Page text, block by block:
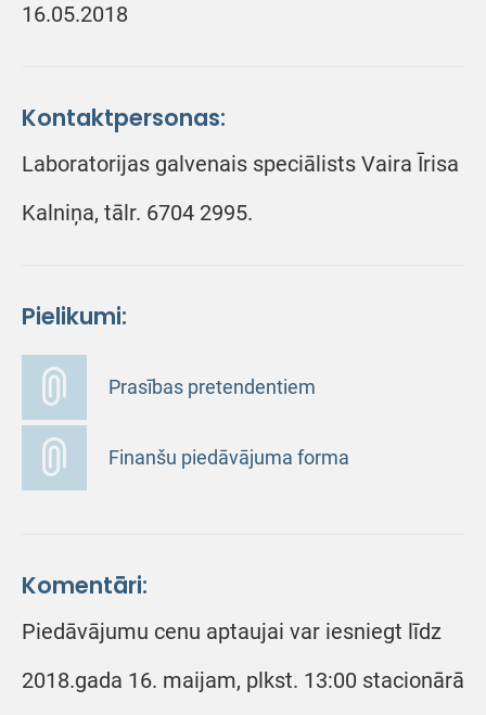
16.05.2018
Kontaktpersonas:
Laboratorijas galvenais speciālists Vaira Īrisa
Kalniņa, tālr. 6704 2995.
Pielikumi:
Prasības pretendentiem
Finanšu piedāvājuma forma
Komentāri:
Piedāvājumu cenu aptaujai var iesniegt līdz
2018.gada 16. maijam, plkst. 13:00 stacionārā